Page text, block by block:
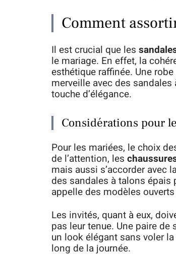
Comment
Il est crucial que les
le mariage. En effet, la
esthétique raffinée. Une
merveille avec des
touche d’élégance.
Considérations pour
Pour les mariées, le choix
de l’attention, les
mais aussi s’accorder avec
des sandales à talons épais
appelle des modèles
Les invités, quant à eux,
pas leur tenue. Une paire
un look élégant sans voler
long de la journée.